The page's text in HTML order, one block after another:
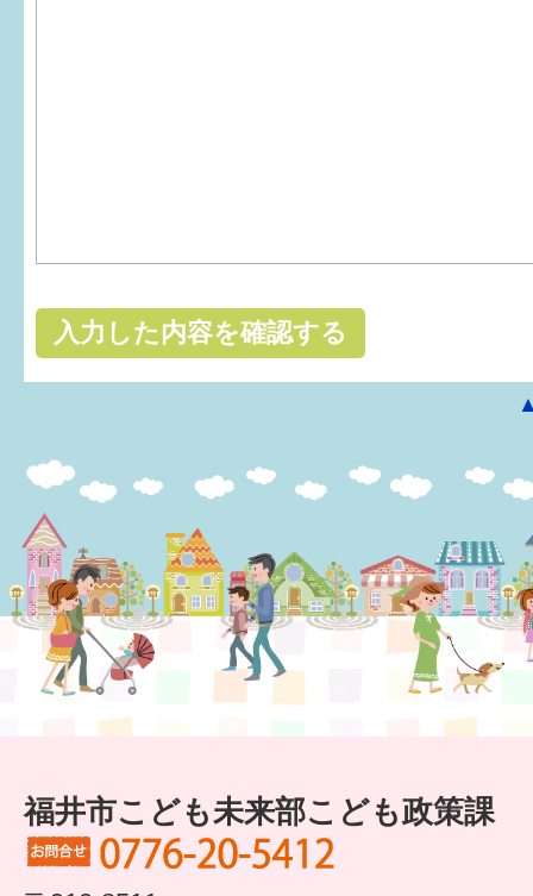
福井市こども未来部こども政策課